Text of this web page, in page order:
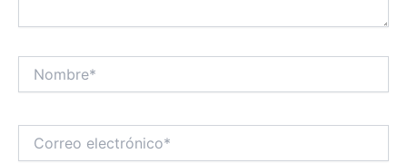
Nombre*
electrónico*